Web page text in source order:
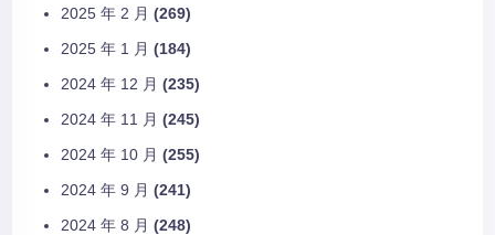
2025 年 2 月 (269)
2025 年 1 月 (184)
2024 年 12 月 (235)
2024 年 11 月 (245)
2024 年 10 月 (255)
2024 年 9 月 (241)
2024 年 8 月 (248)